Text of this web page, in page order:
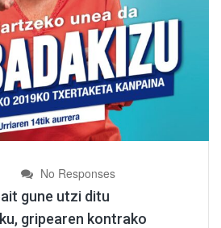
No Responses
gune utzi ditu
gripearen kontrako